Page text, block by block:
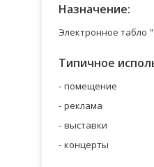
Назначение:
Электронное табло
Типичное
помещение
реклама
выставки
концерты